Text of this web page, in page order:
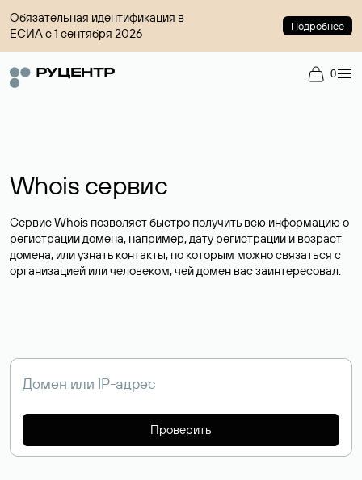
Обязательная идентификация в
ЕСИА с 1 сентября 2026
Подробнее
0
Whois сервис
Сервис Whois позволяет быстро получить всю информацию о
регистрации домена, например, дату регистрации и возраст
домена, или узнать контакты, по которым можно связаться с
организацией или человеком, чей домен вас заинтересовал.
Проверить